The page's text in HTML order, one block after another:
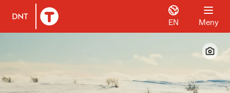
Til DNT.no forside
EN Meny